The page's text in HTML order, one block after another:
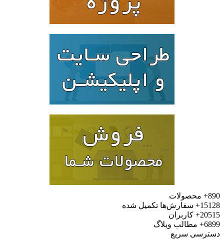
محصولات
سفارش‌ها تکمیل شده
کاربران
مطالب وبلاگ
سریع